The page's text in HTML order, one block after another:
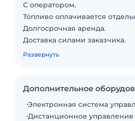
С оператором.
Топливо оплачивается
Долгосрочная аренда.
Доставка силами заказчика.
Техника с малой
Развернуть
Дополнительное
Электронная система
Дистанционное управление